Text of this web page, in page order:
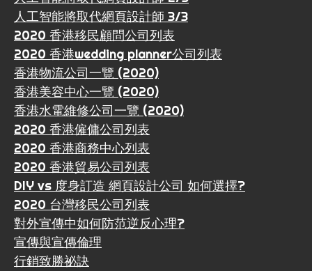
人工智能將取代網頁設計師 3/3
2020 香港移民顧問公司列表
2020 香港wedding planner公司列表
香港物流公司一覽 (2020)
香港美容中心一覽 (2020)
香港水電維修公司一覽 (2020)
2020 香港僱傭公司列表
2020 香港商務中心列表
2020 香港貿易公司列表
DIY vs 度身訂造 網頁設計公司 如何選擇?
2020 台灣移民公司列表
對外宣傳中如何防范逆反心理?
宣傳與宣傳倫理
行銷致勝祕訣